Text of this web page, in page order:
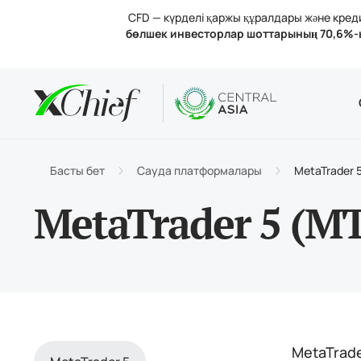
CFD — күрделі қаржы құралдары және
бөлшек инвесторлар шоттарының
Сауда
Үстелдік
Басты бет Сауда платформалары MetaTrader
MetaTrader 5